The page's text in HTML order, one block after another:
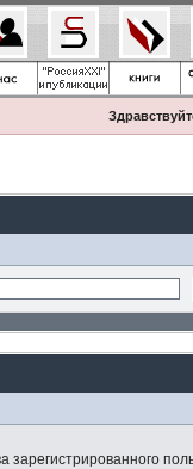
зарегистрированного